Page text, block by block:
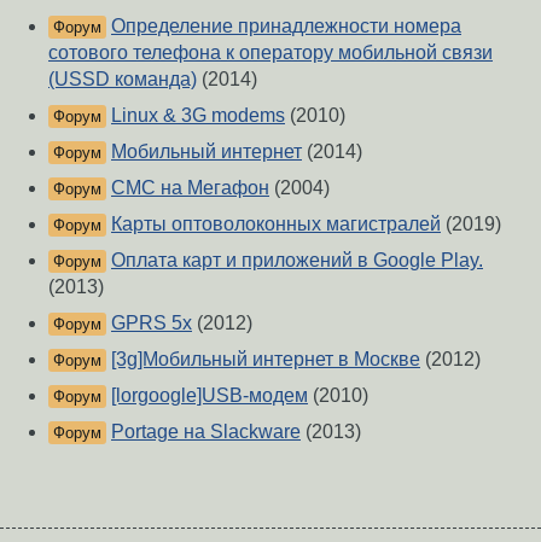
Форум Определение принадлежности номера
сотового телефона к оператору мобильной связи
(USSD команда) (2014)
Форум Linux & 3G modems (2010)
Форум Мобильный интернет (2014)
Форум СМС на Мегафон (2004)
Форум Карты оптоволоконных магистралей (2019)
Форум Оплата карт и приложений в Google Play.
(2013)
Форум GPRS 5x (2012)
Форум [3g]Мобильный интернет в Москве (2012)
Форум [lorgoogle]USB-модем (2010)
Форум Portage на Slackware (2013)